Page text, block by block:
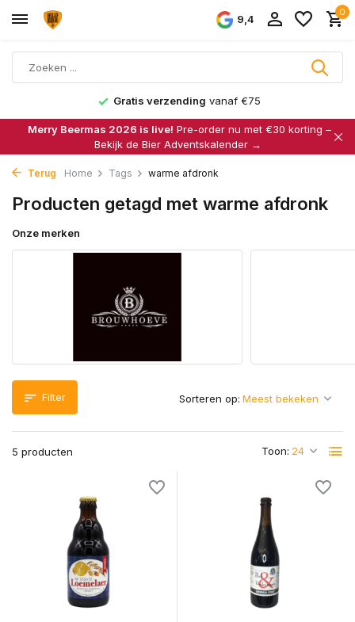
9,4
0
Gratis verzending vanaf €75
Merry Beermas 2026 is live! Pre-order nu met €30 korting –
Bekijk de Bier Adventskalender →
Terug Home Tags warme afdronk
Producten getagd met warme afdronk
Onze merken
Filter
5 producten Toon:
Sorteren op: